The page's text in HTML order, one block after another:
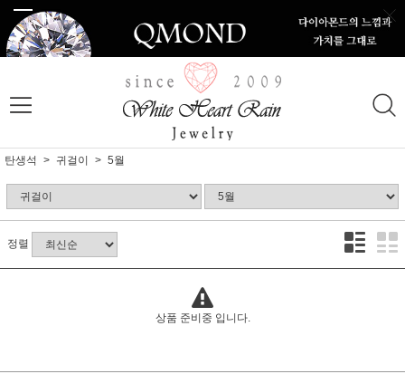
탄생석 귀걸이 5월
정렬
상품 준비중 입니다.